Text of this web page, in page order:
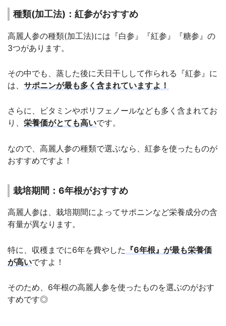
種類(加工法)：紅参がおすすめ
高麗人参の種類(加工法)には『白参』『紅参』『糖参』の
3つがあります。
その中でも、蒸した後に天日干しして作られる『紅参』に
は、 サポニンが最も多く含まれていますよ！
さらに、ビタミンやポリフェノールなども多く含まれてお
り、 栄養価がとても高いです。
なので、高麗人参の種類で選ぶなら、紅参を使ったものが
おすすめですよ！
栽培期間：6年根がおすすめ
高麗人参は、栽培期間によってサポニンなど栄養成分の含
有量が異なります。
特に、収穫までに6年を費やした 『6年根』が最も栄養価
が高いですよ！
そのため、6年根の高麗人参を使ったものを選ぶのがおす
すめです◎